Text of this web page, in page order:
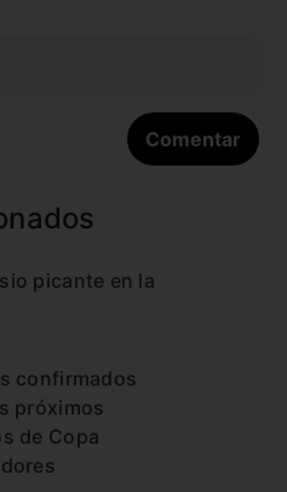
picante en la
confirmados
próximos
de Copa